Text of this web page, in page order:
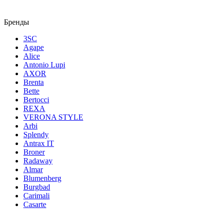
Бренды
3SC
Agape
Alice
Antonio Lupi
AXOR
Brenta
Bette
Bertocci
REXA
VERONA STYLE
Arbi
Splendy
Antrax IT
Broner
Radaway
Almar
Blumenberg
Burgbad
Carimali
Casarte